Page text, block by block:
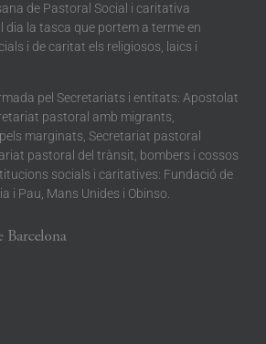
de Pastoral Social i caritativa
dia la tasca que portem a terme en
i de caritat els religiosos, laics i
pel Secretariats i entitats: Apostolat
pastoral amb migrants,
marginats, Secretariat pastoral
pastoral del trànsit, bombers i cossos
socials i caritatives: Fundació de
i Pau, Mans Unides i Obinso.